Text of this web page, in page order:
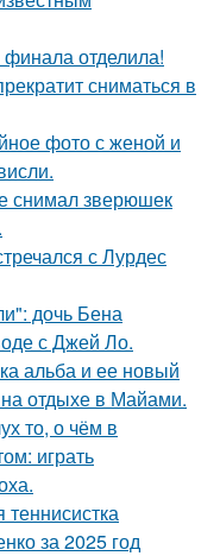
финала отделила!
сниматься в
фото с женой и
снимал зверюшек
с Лурдес
дочь Бена
с Джей Ло.
альба и ее новый
отдыхе в Майами.
то, о чём в
играть
за 2025 год